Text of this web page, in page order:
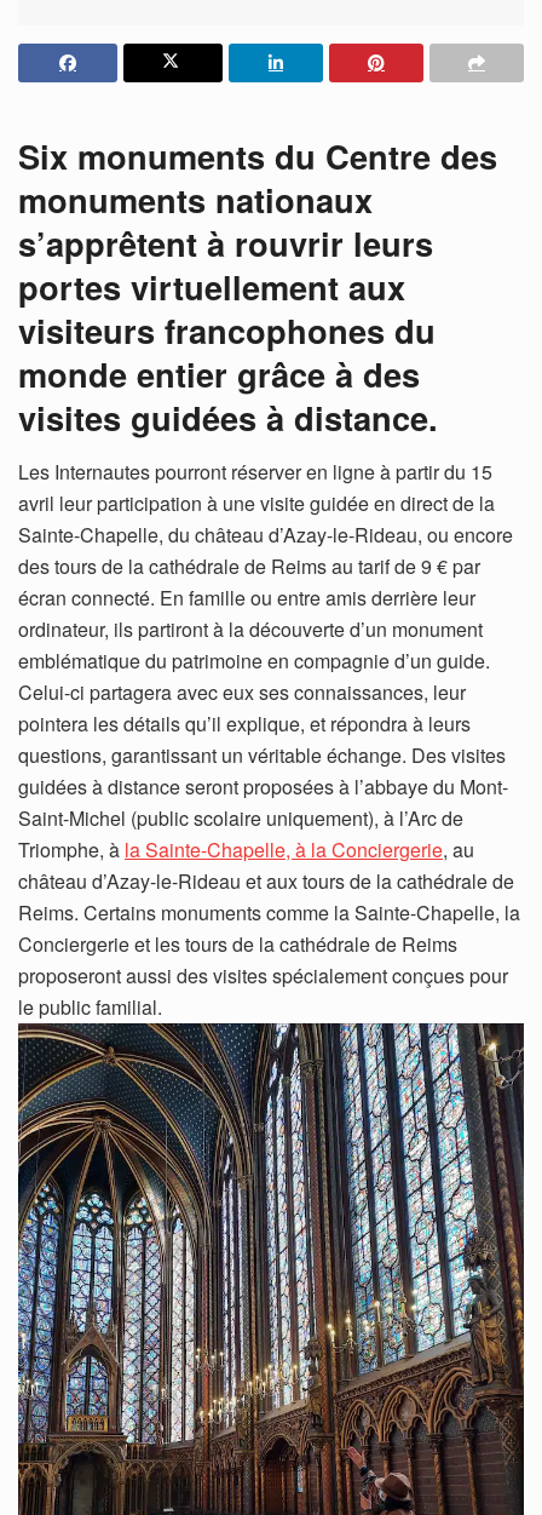
Six monuments du Centre des
monuments nationaux
s’apprêtent à rouvrir leurs
portes virtuellement aux
visiteurs francophones du
monde entier grâce à des
visites guidées à distance.
Les Internautes pourront réserver en ligne à partir du 15
avril leur participation à une visite guidée en direct de la
Sainte-Chapelle, du château d’Azay-le-Rideau, ou encore
des tours de la cathédrale de Reims au tarif de 9 € par
écran connecté. En famille ou entre amis derrière leur
ordinateur, ils partiront à la découverte d’un monument
emblématique du patrimoine en compagnie d’un guide.
Celui-ci partagera avec eux ses connaissances, leur
pointera les détails qu’il explique, et répondra à leurs
questions, garantissant un véritable échange. Des visites
guidées à distance seront proposées à l’abbaye du Mont-
Saint-Michel (public scolaire uniquement), à l’Arc de
Triomphe, à la Sainte-Chapelle, à la Conciergerie, au
château d’Azay-le-Rideau et aux tours de la cathédrale de
Reims. Certains monuments comme la Sainte-Chapelle, la
Conciergerie et les tours de la cathédrale de Reims
proposeront aussi des visites spécialement conçues pour
le public familial.